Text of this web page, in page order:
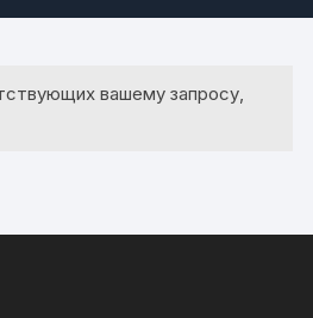
вашему запросу,